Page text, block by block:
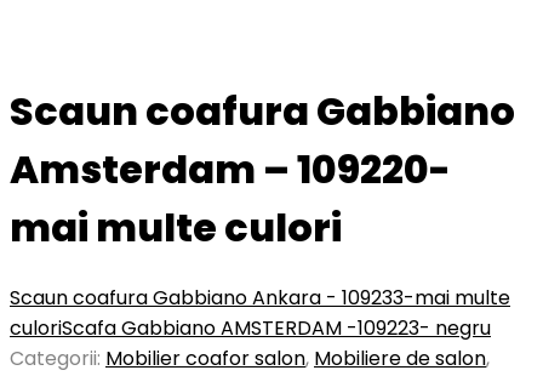
Scaun coafura Gabbiano
Amsterdam – 109220-
mai multe culori
Scaun coafura Gabbiano Ankara - 109233-mai multe
culoriScafa Gabbiano AMSTERDAM -109223- negru
Categorii: Mobilier coafor salon, Mobiliere de salon,